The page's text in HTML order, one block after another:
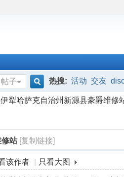
帖子
搜
索
热搜: 活动 交友
犁哈萨克自治州新源县豪爵维修
修站 [复制链接]
该作者 只看大图